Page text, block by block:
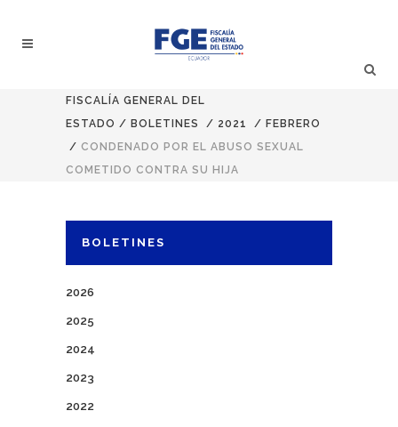
FISCALÍA GENERAL DEL
ESTADO / BOLETINES / 2021 / FEBRERO
/ CONDENADO POR EL ABUSO SEXUAL
COMETIDO CONTRA SU HIJA
BOLETINES
2026
2025
2024
2023
2022